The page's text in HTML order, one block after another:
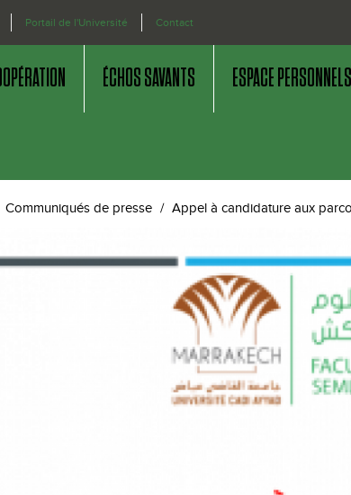
Portail de l'Université Contact
ÉCHOS SAVANTS ESPACE PERSONNELS
Communiqués de presse Appel à candidature aux